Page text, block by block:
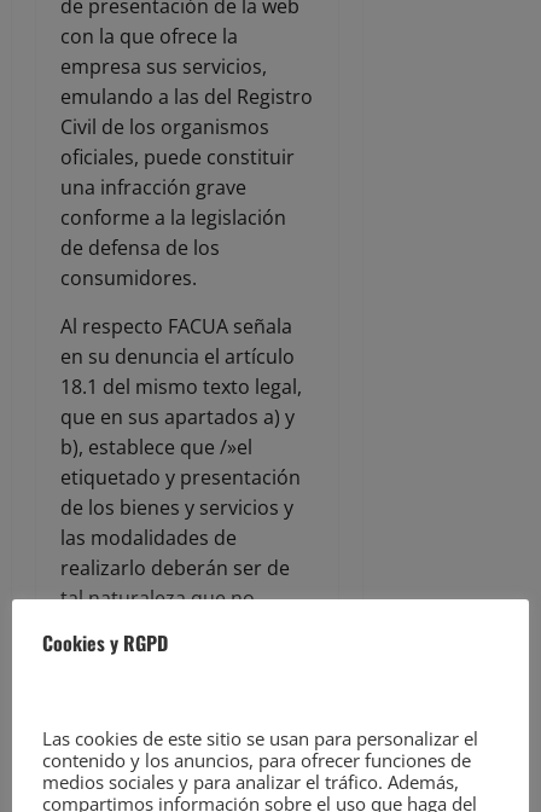
de presentación de la web
con la que ofrece la
empresa sus servicios,
emulando a las del Registro
Civil de los organismos
oficiales, puede constituir
una infracción grave
conforme a la legislación
de defensa de los
consumidores.
Al respecto FACUA señala
en su denuncia el artículo
18.1 del mismo texto legal,
que en sus apartados a) y
b), establece que /»el
etiquetado y presentación
de los bienes y servicios y
las modalidades de
realizarlo deberán ser de
tal naturaleza que no
consumidor y usuario,
servicio y, en particular,
sobre su naturaleza,
Cookies y RGPD
Las cookies de este sitio se usan para personalizar el
contenido y los anuncios, para ofrecer funciones de
medios sociales y para analizar el tráfico. Además,
compartimos información sobre el uso que haga del